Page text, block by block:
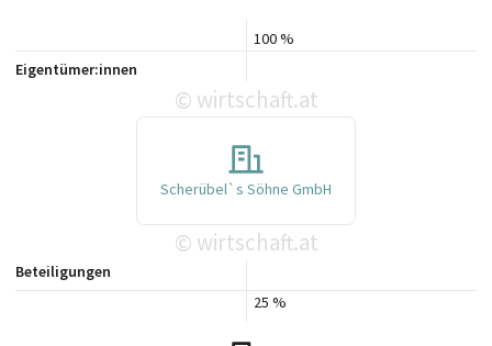
100 %
Eigentümer:innen
© wirtschaft.at
Scherübel`s Söhne GmbH
© wirtschaft.at
25 %
Beteiligungen